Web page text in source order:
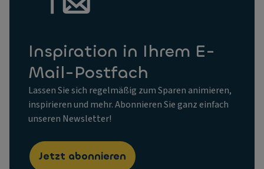
Inspiration in Ihrem E-
Mail-Postfach
Lassen Sie sich regelmäßig zum Sparen animieren,
inspirieren und mehr. Abonnieren Sie ganz einfach
unseren Newsletter!
Jetzt abonnieren